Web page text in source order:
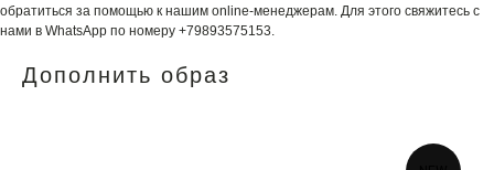
обратиться за помощью к нашим online-менеджерам. Для этого свяжитесь с
нами в WhatsApp по номеру +79893575153.
Дополнить образ